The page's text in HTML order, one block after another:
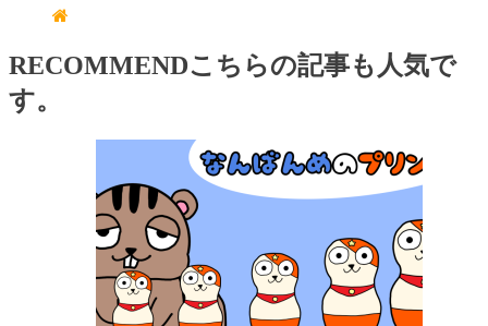
RECOMMENDこちらの記事も人気で
す。